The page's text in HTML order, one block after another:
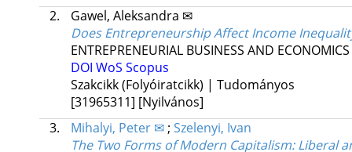
2.
Gawel, Aleksandra ✉
Does Entrepreneurship Affect Income
ENTREPRENEURIAL BUSINESS AND
DOI WoS Scopus
Szakcikk (Folyóiratcikk) | Tudományos
[31965311] [Nyilvános]
3.
Mihalyi, Peter ✉; Szelenyi, Ivan
The Two Forms of Modern Capitalism: Liberal